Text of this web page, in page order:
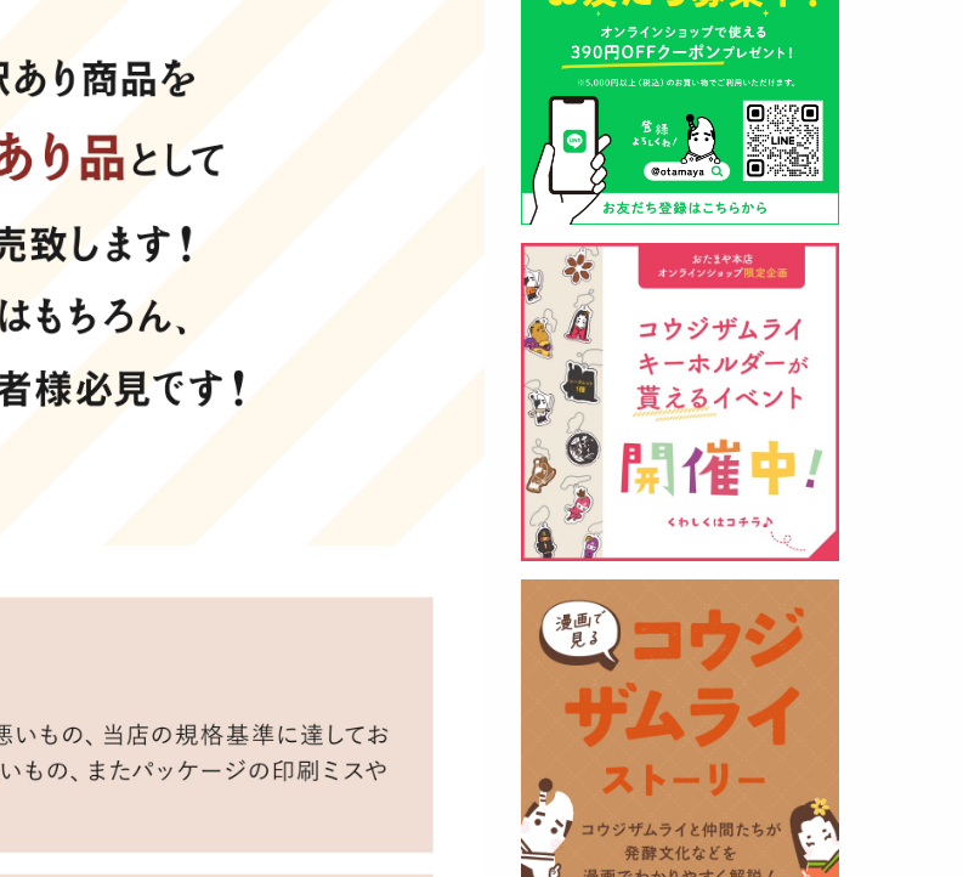
山形酒蔵の今期新粕を低温でじっ
くりと熟成させて、とろり漬け込
まみをしっかりと引き出して出来
ました。野菜、お魚、お肉等の漬
け込みにどうぞ・・・
クロ黒麹甘酒 スティック新発売
（2026年03月08日）
黒麹の天然クエン酸で運動の為に
最大の機能を発揮出来るよう開発
しました。少しゆるく仕上がりま
したので初回ロット8,000本程度
を訳あり価格で提供します。品質
や栄養価には問題ありませんので
お早めにどうぞ・・・
甘酒 生スティック新発売！